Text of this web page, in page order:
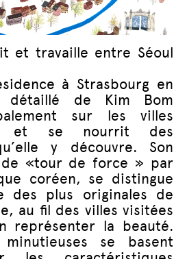
et travaille entre Séoul
à Strasbourg en
détaillé de Kim Bom
sur les villes
et se nourrit des
y découvre. Son
«tour de force » par
coréen, se distingue
des plus originales de
au fil des villes visitées
représenter la beauté.
se basent